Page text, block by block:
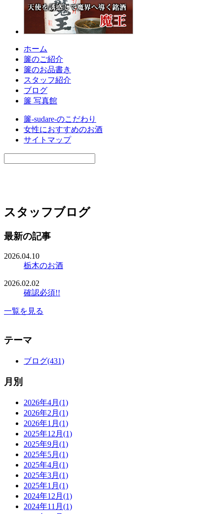
ホーム
簾のご紹介
簾のお品書き
スタッフ紹介
ブログ
簾 写真館
簾-sudare-のこだわり
女性におすすめのお酒
サイトマップ
スタッフブログ
最新の記事
2026.04.10
栃木のお酒
2026.02.02
確認必須!!
一覧を見る
テーマ
ブログ(431)
月別
2026年4月(1)
2026年2月(1)
2026年1月(1)
2025年12月(1)
2025年9月(1)
2025年5月(1)
2025年4月(1)
2025年3月(1)
2025年1月(1)
2024年12月(1)
2024年11月(1)